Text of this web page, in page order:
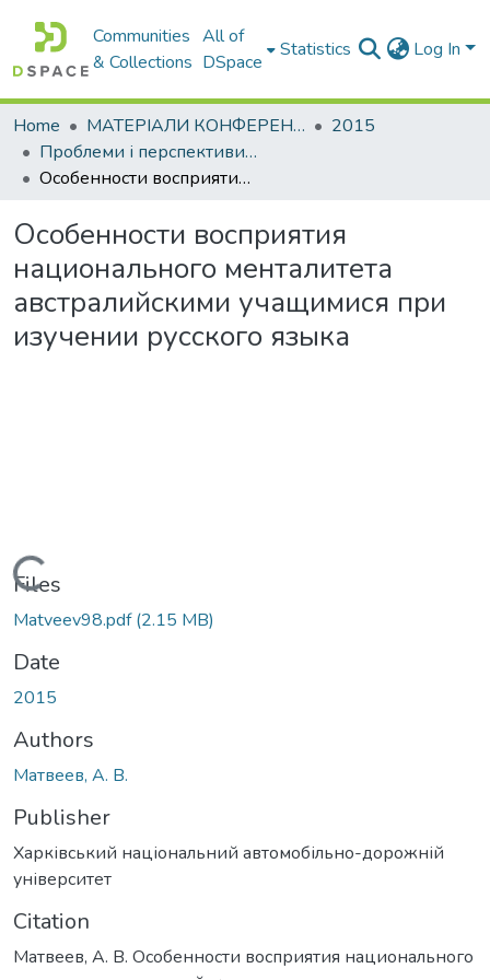
Communities
& Collections
All of
DSpace
Statistics Log In
Home МАТЕРІАЛИ КОНФЕРЕНЦІЙ
2015
Проблеми і перспективи мовної підготовки іноземних студентів
Особенности восприятия национального менталитета австралийскими учащимися при изучении русского языка
Особенности восприятия
национального менталитета
австралийскими учащимися при
изучении русского языка
Loading...
Files
Matveev98.pdf(2.15 MB)
Date
2015
Authors
Матвеев, А. В.
Publisher
Харківський національний автомобільно-дорожній
університет
Citation
Матвеев, А. В. Особенности восприятия национального